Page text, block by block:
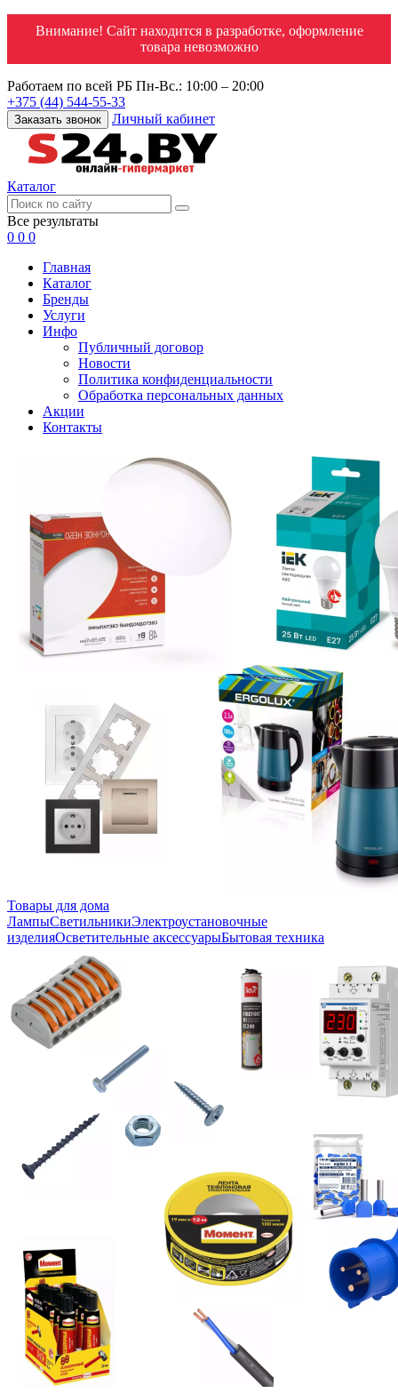
Внимание! Сайт находится в разработке, оформление
товара невозможно
Работаем по всей РБ Пн-Вс.: 10:00 – 20:00
+375 (44) 544-55-33
Заказать звонок Личный кабинет
Каталог
Все результаты
0 0 0
Главная
Каталог
Бренды
Услуги
Инфо
Публичный договор
Новости
Политика конфиденциальности
Обработка персональных данных
Акции
Контакты
Товары для дома
ЛампыСветильникиЭлектроустановочные
изделияОсветительные аксессуарыБытовая техника